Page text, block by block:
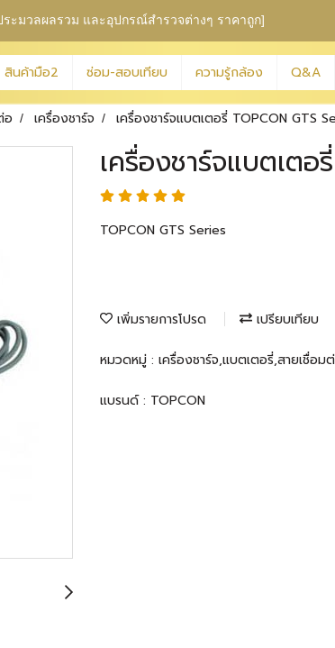
ะมวลผลรวม และอุปกรณ์สำรวจต่างๆ ราคาถูก]
สินค้ามือ2 ซ่อม-สอบเทียบ ความรู้กล้อง Q&A
อ เครื่องชาร์จ เครื่องชาร์จแบตเตอรี่ TOPCON GTS
เครื่องชาร์จแบตเตอ
TOPCON GTS Series
เพิ่มรายการโปรด เปรียบเทียบ
หมวดหมู่ : เครื่องชาร์จ,แบตเตอรี่,สายเชื่อม
แบรนด์ : TOPCON